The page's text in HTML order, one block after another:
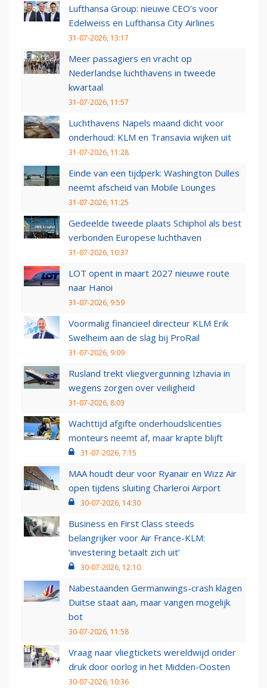
Lufthansa Group: nieuwe CEO’s voor
Edelweiss en Lufthansa City Airlines
31-07-2026, 13:17
Meer passagiers en vracht op
Nederlandse luchthavens in tweede
kwartaal
31-07-2026, 11:57
Luchthavens Napels maand dicht voor
onderhoud: KLM en Transavia wijken uit
31-07-2026, 11:28
Einde van een tijdperk: Washington Dulles
neemt afscheid van Mobile Lounges
31-07-2026, 11:25
Gedeelde tweede plaats Schiphol als best
verbonden Europese luchthaven
31-07-2026, 10:37
LOT opent in maart 2027 nieuwe route
naar Hanoi
31-07-2026, 9:59
Voormalig financieel directeur KLM Erik
Swelheim aan de slag bij ProRail
31-07-2026, 9:09
Rusland trekt vliegvergunning Izhavia in
wegens zorgen over veiligheid
31-07-2026, 8:03
Wachttijd afgifte onderhoudslicenties
monteurs neemt af, maar krapte blijft
31-07-2026, 7:15
MAA houdt deur voor Ryanair en Wizz Air
open tijdens sluiting Charleroi Airport
30-07-2026, 14:30
Business en First Class steeds
belangrijker voor Air France-KLM:
‘investering betaalt zich uit’
30-07-2026, 12:10
Nabestaanden Germanwings-crash klagen
Duitse staat aan, maar vangen mogelijk
bot
30-07-2026, 11:58
Vraag naar vliegtickets wereldwijd onder
druk door oorlog in het Midden-Oosten
30-07-2026, 10:36